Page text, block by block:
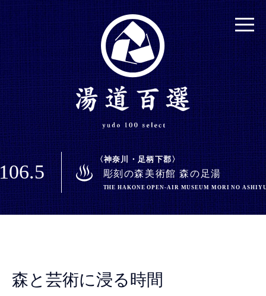
神奈川・足柄下郡
彫刻の森美術館 森の足湯
THE HAKONE OPEN-AIR MUSEUM MORI NO
森と芸術に浸る時間